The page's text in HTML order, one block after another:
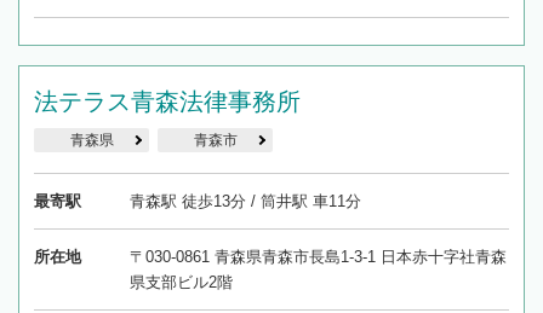
法テラス青森法律事務所
青森県 青森市
最寄駅 青森駅 徒歩13分 / 筒井駅 車11分
所在地
〒030-0861 青森県青森市長島1-3-1 日本赤十字社青森
県支部ビル2階